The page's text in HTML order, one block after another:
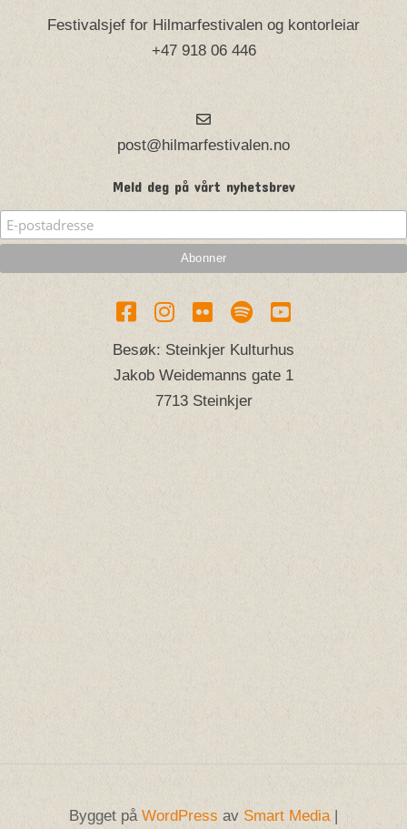
Festivalsjef for Hilmarfestivalen og kontorleiar
+47 918 06 446
post@hilmarfestivalen.no
Meld deg på vårt nyhetsbrev
Besøk: Steinkjer Kulturhus
Jakob Weidemanns gate 1
7713 Steinkjer
Bygget på WordPress av Smart Media |